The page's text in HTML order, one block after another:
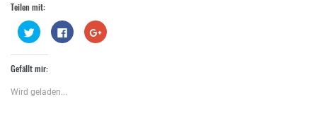
Teilen mit:
Klick,
um
Twitter
zu
teilen
in
neuem
Klick,
um
Zum
Teilen
Gefällt mir:
Wird geladen...